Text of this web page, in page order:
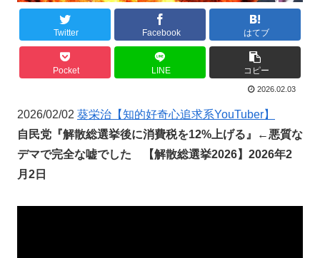
Twitter Facebook はてブ
Pocket LINE コピー
2026.02.03
2026/02/02 葵栄治【知的好奇心追求系YouTuber】
自民党『解散総選挙後に消費税を12%上げる』←悪質な
デマで完全な嘘でした 【解散総選挙2026】2026年2
月2日